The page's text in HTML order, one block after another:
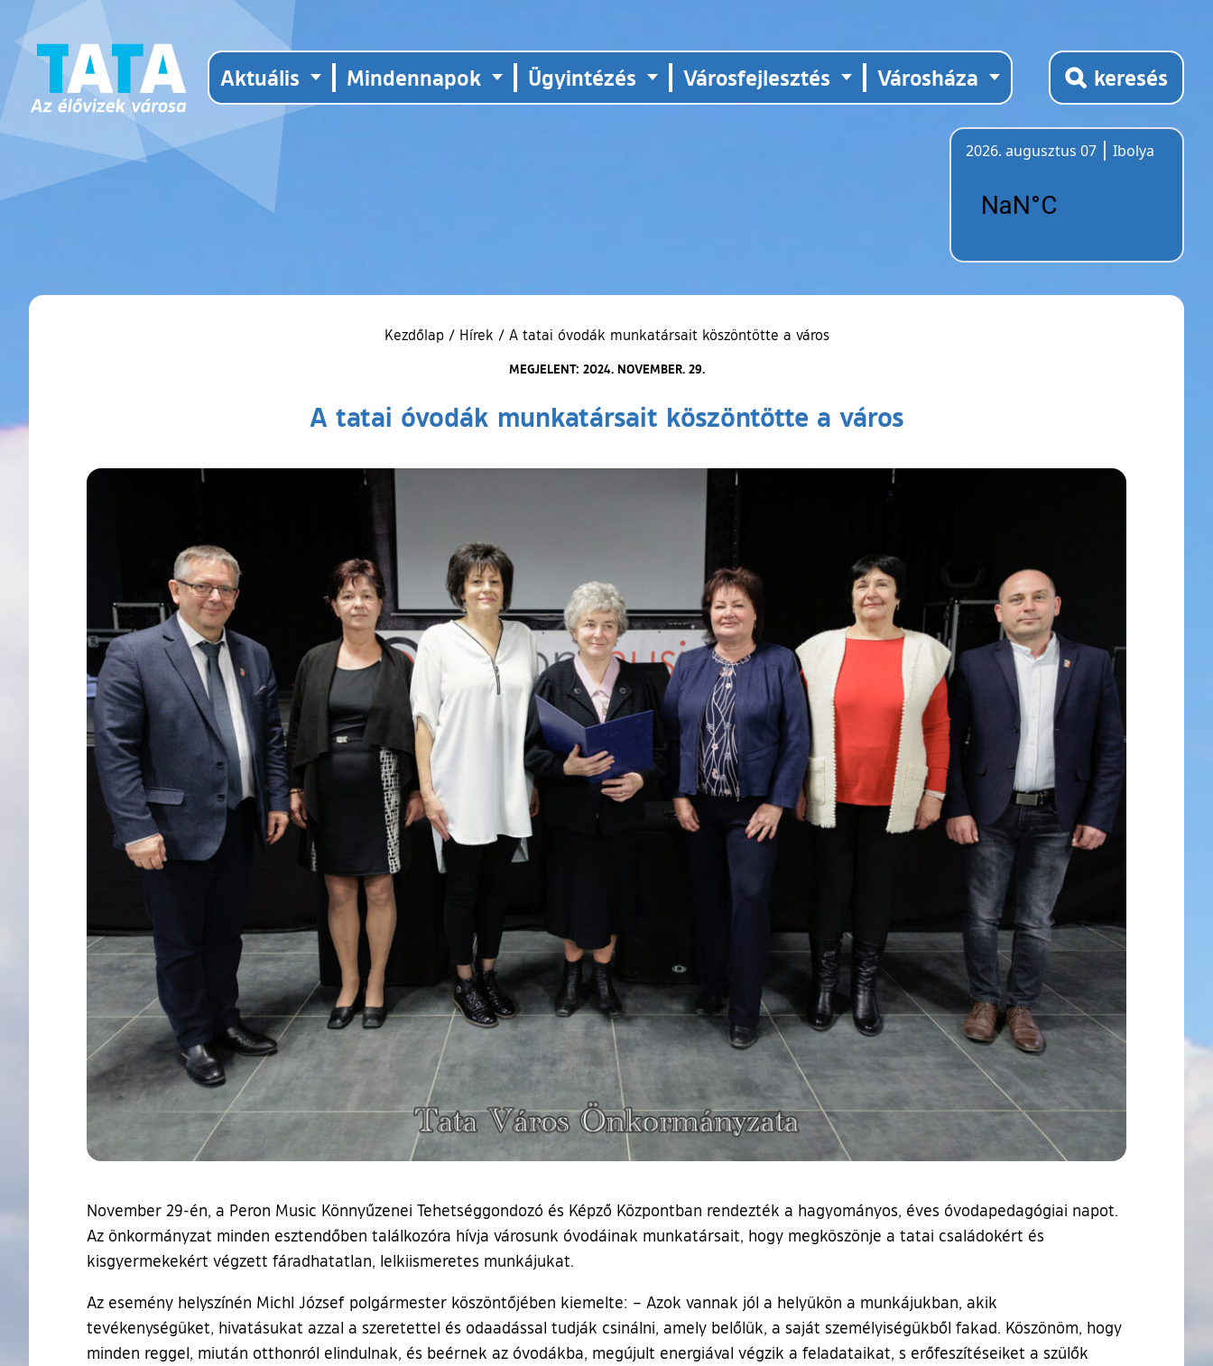
Aktuális Mindennapok Ügyintézés Városfejlesztés Városháza keresés
2026. augusztus 07
Ibolya
Kezdőlap / Hírek / A tatai óvodák munkatársait köszöntötte a város
MEGJELENT: 2024. NOVEMBER. 29.
A tatai óvodák munkatársait köszöntötte a város
November 29-én, a Peron Music Könnyűzenei Tehetséggondozó és Képző Központban rendezték a hagyományos, éves óvodapedagógiai napot.
Az önkormányzat minden esztendőben találkozóra hívja városunk óvodáinak munkatársait, hogy megköszönje a tatai családokért és
kisgyermekekért végzett fáradhatatlan, lelkiismeretes munkájukat.
Az esemény helyszínén Michl József polgármester köszöntőjében kiemelte: – Azok vannak jól a helyükön a munkájukban, akik
tevékenységüket, hivatásukat azzal a szeretettel és odaadással tudják csinálni, amely belőlük, a saját személyiségükből fakad. Köszönöm, hogy
minden reggel, miután otthonról elindulnak, és beérnek az óvodákba, megújult energiával végzik a feladataikat, s erőfeszítéseiket a szülők